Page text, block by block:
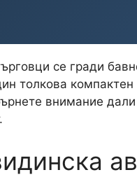
се гради
толкова компактен
внимание